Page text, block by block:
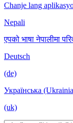
Chanje lang
Nepali
एपको भाषा नेपालीमा
Deutsch
(de)
Українська
(uk)